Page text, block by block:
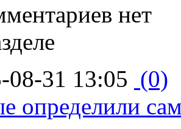
нет
08-31 13:05 (0)
определили